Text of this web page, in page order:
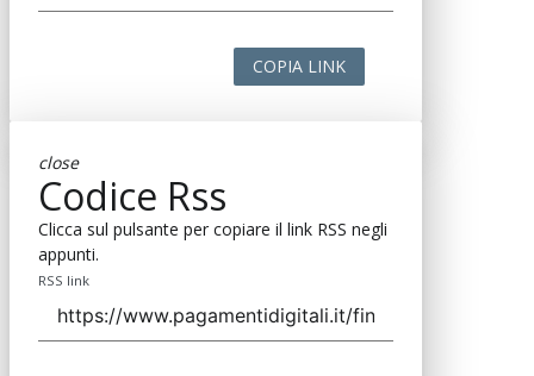
COPIA LINK
close
Codice Rss
Clicca sul pulsante per copiare il link RSS negli
appunti.
RSS link